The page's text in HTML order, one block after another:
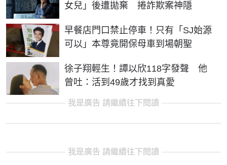
女兒」後遭拋棄 捲詐欺案神隱
早餐店門口禁止停車！只有「SJ始源
可以」本尊竟開保母車到場朝聖
徐子翔輕生！譚以欣118字發聲 他
曾吐：活到49歲才找到真愛
我是廣告 請繼續往下閱讀
我是廣告 請繼續往下閱讀